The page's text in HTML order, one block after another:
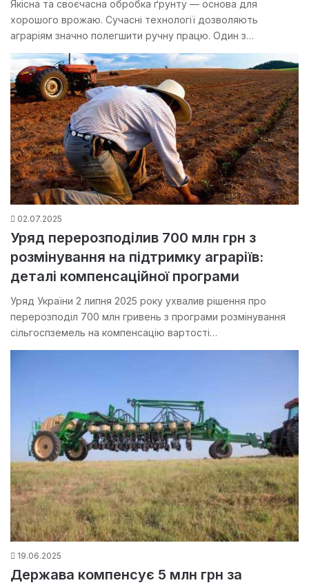
Якісна та своєчасна обробка ґрунту — основа для
хорошого врожаю. Сучасні технології дозволяють
аграріям значно полегшити ручну працю. Один з…
02.07.2025
Уряд перерозподілив 700 млн грн з
розмінування на підтримку аграріїв:
деталі компенсаційної програми
Уряд України 2 липня 2025 року ухвалив рішення про
перерозподіл 700 млн гривень з програми розмінування
сільгоспземель на компенсацію вартості…
19.06.2025
Держава компенсує 5 млн грн за